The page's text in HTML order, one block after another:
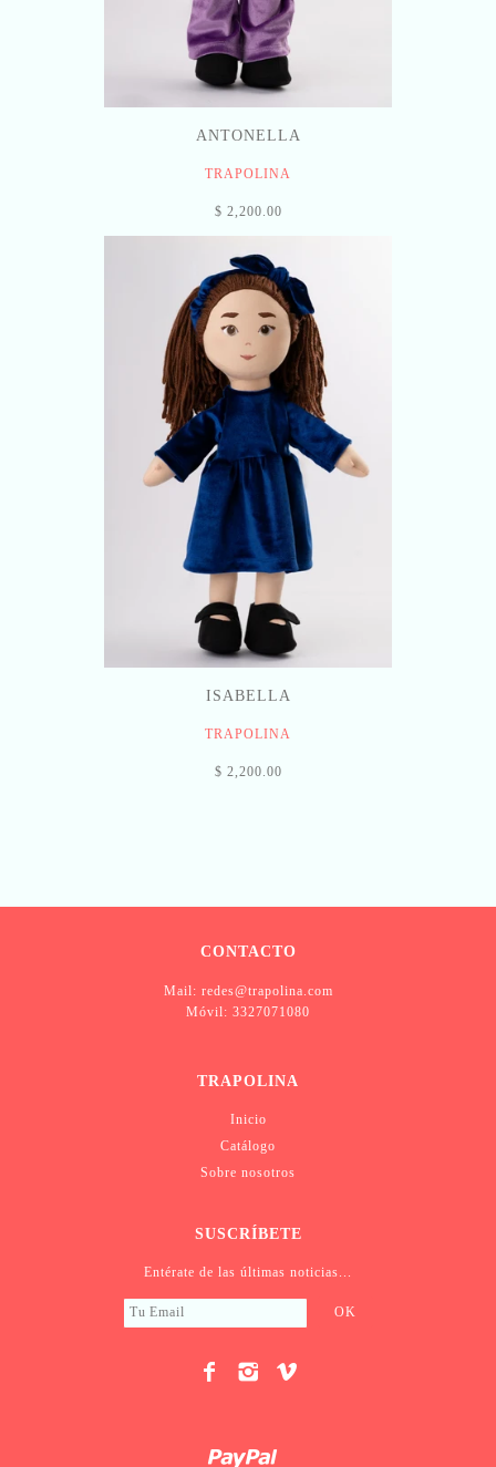
ANTONELLA
TRAPOLINA
$ 2,200.00
ISABELLA
TRAPOLINA
$ 2,200.00
CONTACTO
Mail: redes@trapolina.com
Móvil: 3327071080
TRAPOLINA
Inicio
Catálogo
Sobre nosotros
SUSCRÍBETE
Entérate de las últimas noticias...